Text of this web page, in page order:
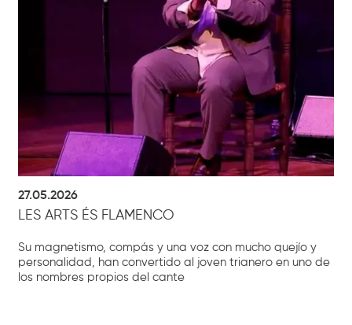
27.05.2026
LES ARTS ÉS FLAMENCO
Su magnetismo, compás y una voz con mucho quejío y
personalidad, han convertido al joven trianero en uno de
los nombres propios del cante